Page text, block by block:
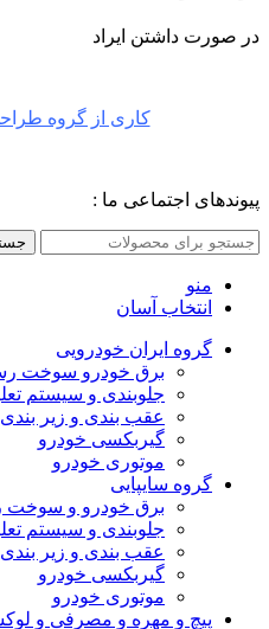
در صورت داشتن ایراد
کاری از گروه
پیوندهای اجتماعی ما :
منو
انتخاب آسان
گروه ایران خودرویی
برق خودرو سوخت
جلوبندی و سیستم
عقب بندی و زیر بندی
گیربکسی خودرو
موتوری خودرو
گروه سایپایی
برق خودرو و سوخت
جلوبندی و سیستم
عقب بندی و زیر بندی
گیربکسی خودرو
موتوری خودرو
پیچ و مهره و مصرفی و